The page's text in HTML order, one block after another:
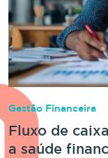
Gestão Financeira
Fluxo de
a saúde